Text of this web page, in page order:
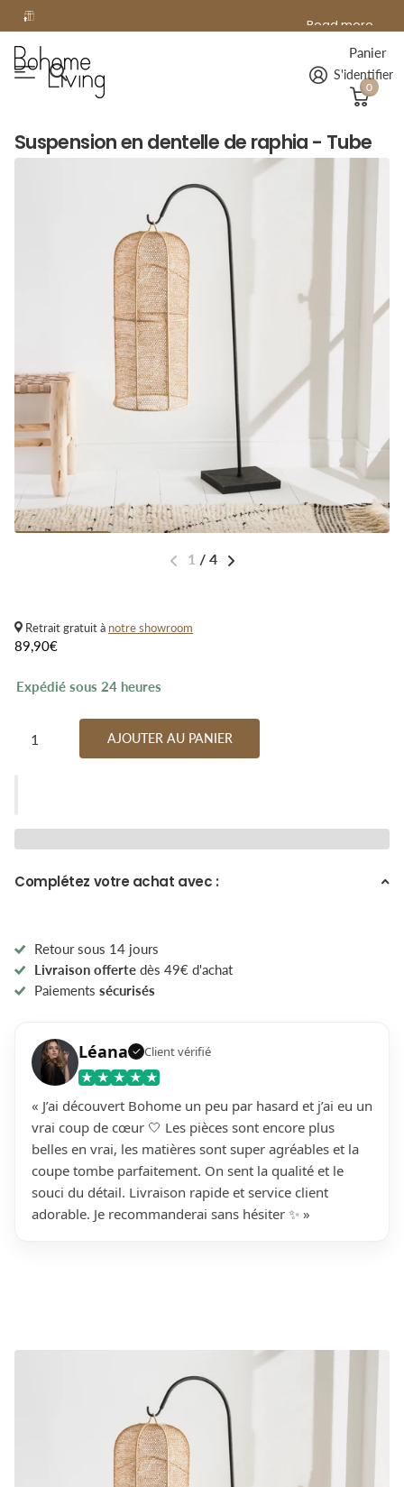
Livraisonofferteà domicile dès 99€ d'achat !
Read more
S'identifier
Panier
0
Suspension en dentelle de raphia - Tube
1 / 4
Retrait gratuit à notre showroom
89,90€
Expédié sous 24 heures
AJOUTER AU PANIER
Complétez votre achat avec :
Retour sous 14 jours
Livraison offertedès 49€ d'achat
Paiements sécurisés
Léana ✓ Client vérifié
★ ★ ★ ★ ★
« J’ai découvert Bohome un peu par hasard et j’ai eu un
vrai coup de cœur 🤍 Les pièces sont encore plus
belles en vrai, les matières sont super agréables et la
coupe tombe parfaitement. On sent la qualité et le
souci du détail. Livraison rapide et service client
adorable. Je recommanderai sans hésiter ✨ »